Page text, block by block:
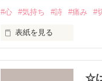
胸キュンな台詞を読んで
たくさん妄想しちゃって
#心 #気持ち #詩 #痛み #
表紙を見る
毎日いろいろな思いが
☆